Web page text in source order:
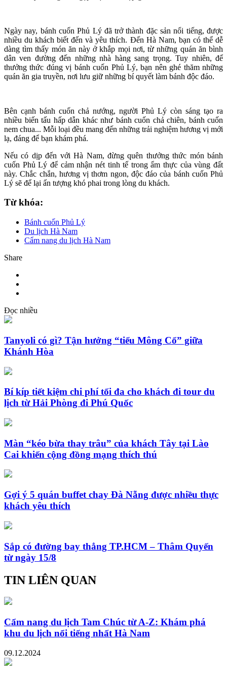
Ngày nay, bánh cuốn Phủ Lý đã trở thành đặc sản nổi tiếng, được
nhiều du khách biết đến và yêu thích. Đến Hà Nam, bạn có thể dễ
dàng tìm thấy món ăn này ở khắp mọi nơi, từ những quán ăn bình
dân ven đường đến những nhà hàng sang trọng. Tuy nhiên, để
thưởng thức đúng vị bánh cuốn Phủ Lý, bạn nên ghé thăm những
quán ăn gia truyền, nơi lưu giữ những bí quyết làm bánh độc đáo.
Bên cạnh bánh cuốn chả nướng, người Phủ Lý còn sáng tạo ra
nhiều biến tấu hấp dẫn khác như bánh cuốn chả chiên, bánh cuốn
nem chua... Mỗi loại đều mang đến những trải nghiệm hương vị mới
lạ, đáng để bạn khám phá.
Nếu có dịp đến với Hà Nam, đừng quên thưởng thức món bánh
cuốn Phủ Lý để cảm nhận nét tinh tế trong ẩm thực của vùng đất
này. Chắc chắn, hương vị thơm ngon, độc đáo của bánh cuốn Phủ
Lý sẽ để lại ấn tượng khó phai trong lòng du khách.
Từ khóa:
Bánh cuốn Phủ Lý
Du lịch Hà Nam
Cẩm nang du lịch Hà Nam
Share
Đọc nhiều
Tanyoli có gì? Tận hưởng “tiểu Mông Cổ” giữa
Khánh Hòa
Bí kíp tiết kiệm chi phí tối đa cho khách đi tour du
lịch từ Hải Phòng đi Phú Quốc
Màn “kéo bừa thay trâu” của khách Tây tại Lào
Cai khiến cộng đồng mạng thích thú
Gợi ý 5 quán buffet chay Đà Nẵng được nhiều thực
khách yêu thích
Sắp có đường bay thẳng TP.HCM – Thâm Quyến
từ ngày 15/8
TIN LIÊN QUAN
Cẩm nang du lịch Tam Chúc từ A-Z: Khám phá
khu du lịch nổi tiếng nhất Hà Nam
09.12.2024